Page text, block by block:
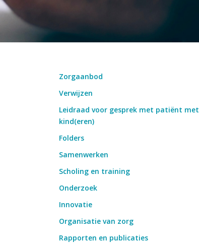
Zorgaanbod
Verwijzen
Leidraad voor gesprek met patiënt met
kind(eren)
Folders
Samenwerken
Scholing en training
Onderzoek
Innovatie
Organisatie van zorg
Rapporten en publicaties